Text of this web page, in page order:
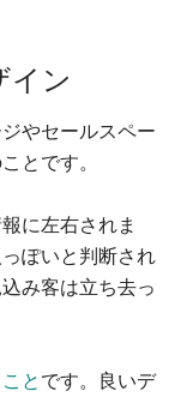
イン
やセールスペー
とです。
に左右されま
ぽいと判断され
み客は立ち去っ
と です。良いデ